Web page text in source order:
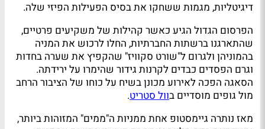
דיגיטליות, מגמות ששחקו את בסיס הפעילות הפיזי שלה.
הפרסום הגדול הגיע כאשר קהילות של משקיעים פרטיים,
שהתארגנו ברשתות החברתיות, החלו לרכוש את המניה
בהמוניהן ולגרום ל"שורט סקוויז" שהקפיץ את שערה בחדות
וגרם הפסדים כבדים לקרנות גידור שהימרו על ירידתה.
הסאגה הפכה לאירוע מכונן בשיח על כוחו של הציבור הרחב
מול גופים מוסדיים בוול סטריט.
מאז נותרה גיימסטופ אחת ממניות ה"ממים" המזוהות ביותר,